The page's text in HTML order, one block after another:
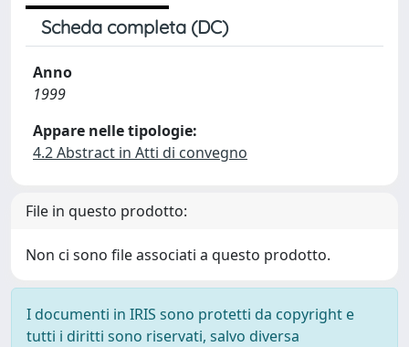
Scheda completa (DC)
Anno
1999
Appare nelle tipologie:
4.2 Abstract in Atti di convegno
File in questo prodotto:
Non ci sono file associati a questo prodotto.
I documenti in IRIS sono protetti da copyright e
tutti i diritti sono riservati, salvo diversa